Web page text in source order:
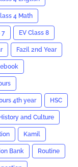
4 Math
7 EV Class 8
Fazil 2nd Year
4th year HSC
and Culture
Kamil
Bank Routine